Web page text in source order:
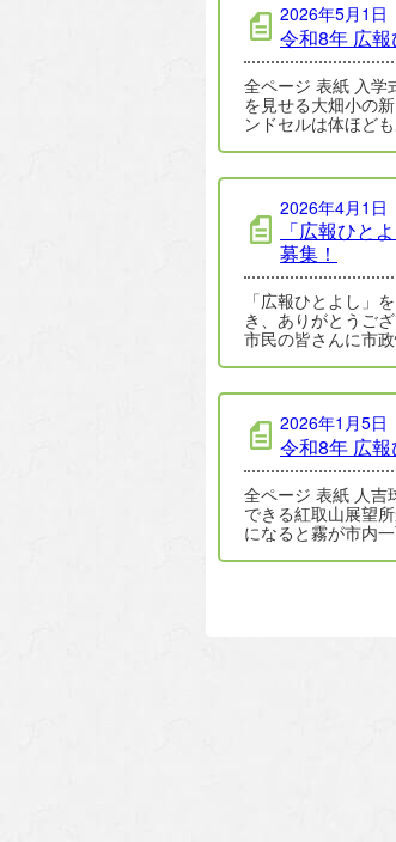
2026年5月1日
令和8年 広
全ページ 表紙 入学式を終え、安心した表情
を見せる大畑小の
ンドセルは体ほど
2026年4月1日
「広報ひと
募集！
「広報ひとよし」
き、ありがとうご
市民の皆さんに市
2026年1月5日
令和8年 広
全ページ 表紙 人吉球磨盆地を見渡すことが
できる紅取山展望
になると霧が市内